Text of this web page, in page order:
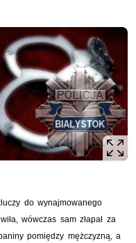
do wynajmowanego
wówczas sam złapał za
pomiędzy mężczyzną, a